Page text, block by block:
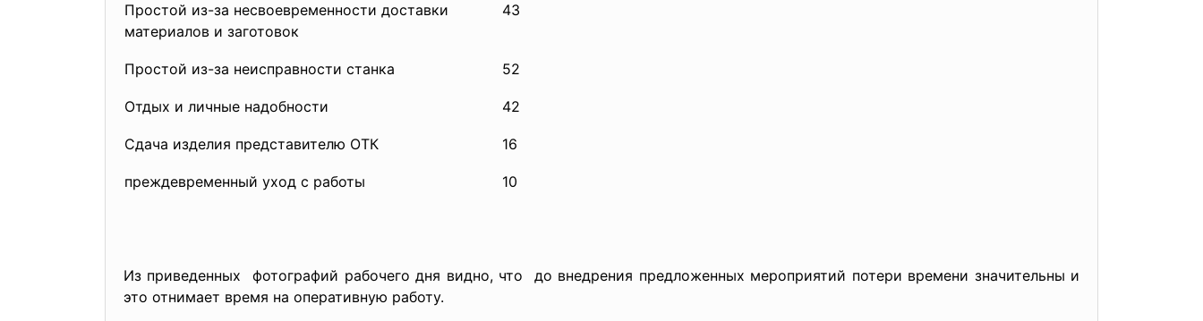
Простой из-за несвоевременности доставки
материалов и заготовок
43
Простой из-за неисправности станка 52
Отдых и личные надобности 42
Сдача изделия представителю ОТК 16
преждевременный уход с работы 10
Из приведенных фотографий рабочего дня видно, что до внедрения предложенных мероприятий потери времени значительны и
это отнимает время на оперативную работу.